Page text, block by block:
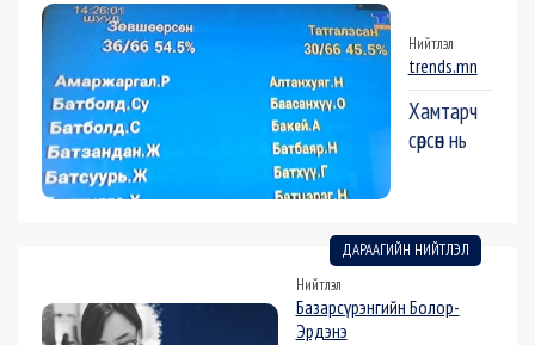
Нийтлэл
trends.mn
Хамтарч
сөрсөн нь
ДАРААГИЙН НИЙТЛЭЛ
Нийтлэл
Базарсүрэнгийн Болор-
Эрдэнэ